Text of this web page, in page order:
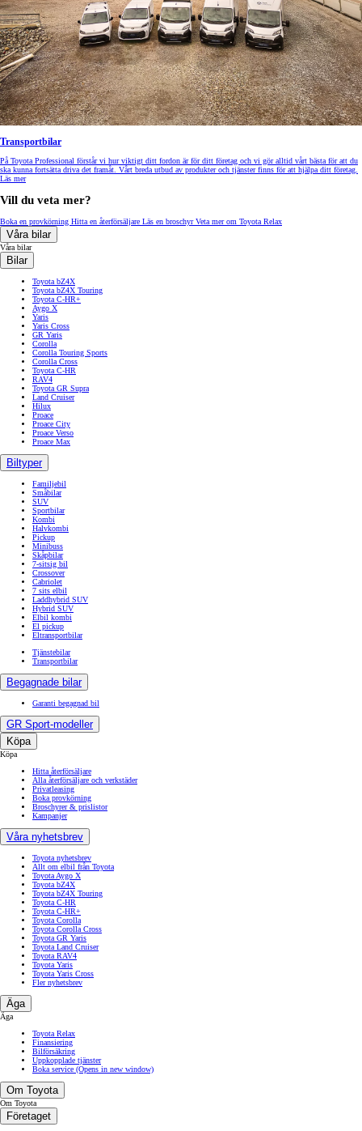
Transportbilar
På Toyota Professional förstår vi hur viktigt ditt fordon är för ditt företag och vi gör alltid vårt bästa för att du
ska kunna fortsätta driva det framåt. Vårt breda utbud av produkter och tjänster finns för att hjälpa ditt företag.
Läs mer
Vill du veta mer?
Boka en provkörning Hitta en återförsäljare Läs en broschyrVeta mer om Toyota Relax
Våra bilar
Våra bilar
Bilar
Toyota bZ4X
Toyota bZ4X Touring
Toyota C-HR+
Aygo X
Yaris
Yaris Cross
GR Yaris
Corolla
Corolla Touring Sports
Corolla Cross
Toyota C-HR
RAV4
Toyota GR Supra
Land Cruiser
Hilux
Proace
Proace City
Proace Verso
Proace Max
Biltyper
Familjebil
Småbilar
SUV
Sportbilar
Kombi
Halvkombi
Pickup
Minibuss
Skåpbilar
7-sitsig bil
Crossover
Cabriolet
7 sits elbil
Laddhybrid SUV
Hybrid SUV
Elbil kombi
El pickup
Eltransportbilar
Tjänstebilar
Transportbilar
Begagnade bilar
Garanti begagnad bil
GR Sport-modeller
Köpa
Köpa
Hitta återförsäljare
Alla återförsäljare och verkstäder
Privatleasing
Boka provkörning
Broschyrer & prislistor
Kampanjer
Våra nyhetsbrev
Toyota nyhetsbrev
Allt om elbil från Toyota
Toyota Aygo X
Toyota bZ4X
Toyota bZ4X Touring
Toyota C-HR
Toyota C-HR+
Toyota Corolla
Toyota Corolla Cross
Toyota GR Yaris
Toyota Land Cruiser
Toyota RAV4
Toyota Yaris
Toyota Yaris Cross
Fler nyhetsbrev
Äga
Äga
Toyota Relax
Finansiering
Bilförsäkring
Uppkopplade tjänster
Boka service (Opens in new window)
Om Toyota
Om Toyota
Företaget